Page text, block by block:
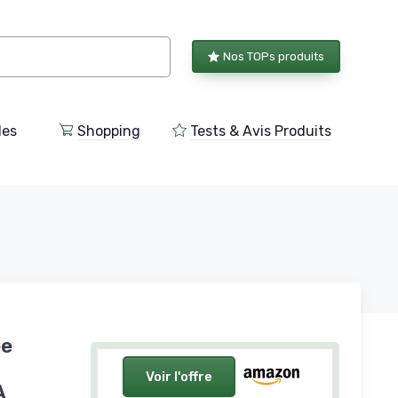
Nos TOPs produits
Shopping Tests & Avis Produits
Voir l'offre